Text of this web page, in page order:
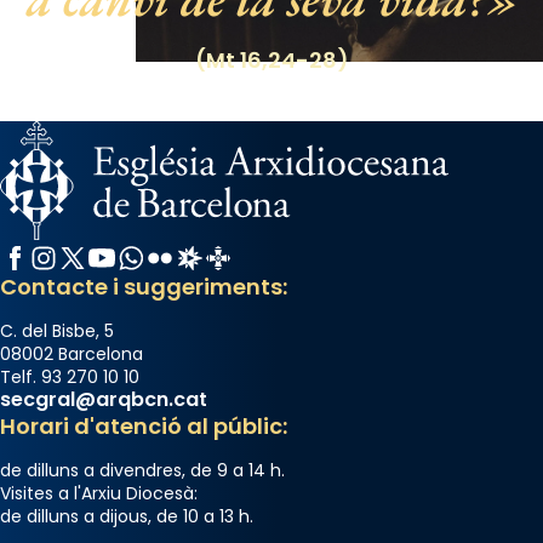
2 weeks ago
Aquest dilluns, 27 de juliol, ha tingut lloc la
comitè organitzador de la visita apostòlica
del Sant Pare Lleó XIV a Barcelona, i als
col·laboradors, a la Catedral de Barcelona.
L’arquebisbe de Barcelona, el cardenal Joan
Josep Omella, ha presidit la missa i l’ha
concelebrat el bisbe auxiliar de Barcelona,
Mons. David Abadías.
📸 Dr. G. Simón
Photo
View on Facebook · Share
Arquebisbat de Barcelona
2 weeks ago
(Mt 16,24-28)
Facebook
Instagram
X / Twitter
YouTube
WhatsApp
FlickrRadio Estel
Catalunya Cristiana
Contacte i suggeriments:
C. del Bisbe, 5
08002 Barcelona
Telf. 93 270 10 10
secgral@arqbcn.cat
Horari d'atenció al públic:
de dilluns a divendres, de 9 a 14 h.
Visites a l'Arxiu Diocesà:
de dilluns a dijous, de 10 a 13 h.